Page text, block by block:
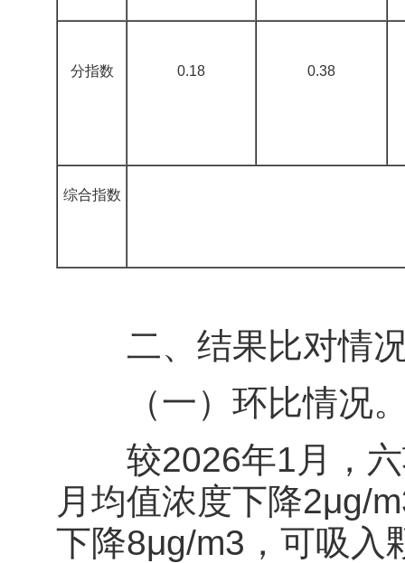
分指数 0.18 0.38
综合指数
二、结果比对情
（一）环比情况
较2026年1月，六
月均值浓度下降2μg/
下降8μg/m3，可吸入